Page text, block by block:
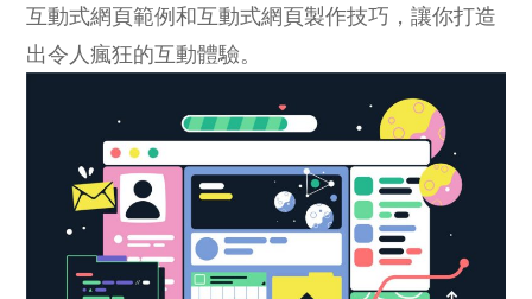
互動式網頁範例和互動式網頁製作技巧，讓你打造
出令人瘋狂的互動體驗。